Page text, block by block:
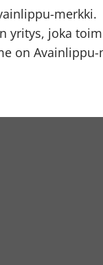
merkki.
yritys, joka
on Avainlippu-